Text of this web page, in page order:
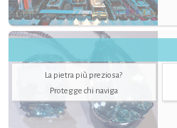
La pietra più preziosa?
Protegge chi naviga